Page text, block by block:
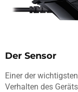
Der Sensor
Einer der
Verhalten des